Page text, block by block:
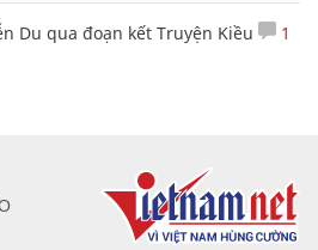
Du qua đoạn kết Truyện Kiều 1